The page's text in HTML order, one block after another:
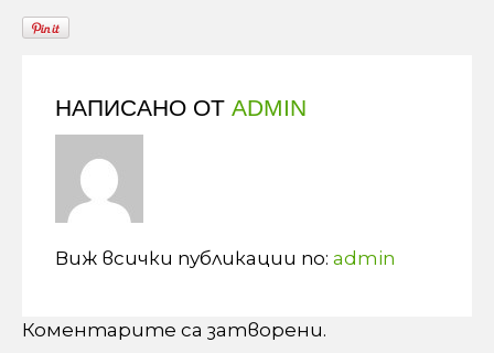
НАПИСАНО ОТ ADMIN
Виж всички публикации по: admin
Коментарите са затворени.